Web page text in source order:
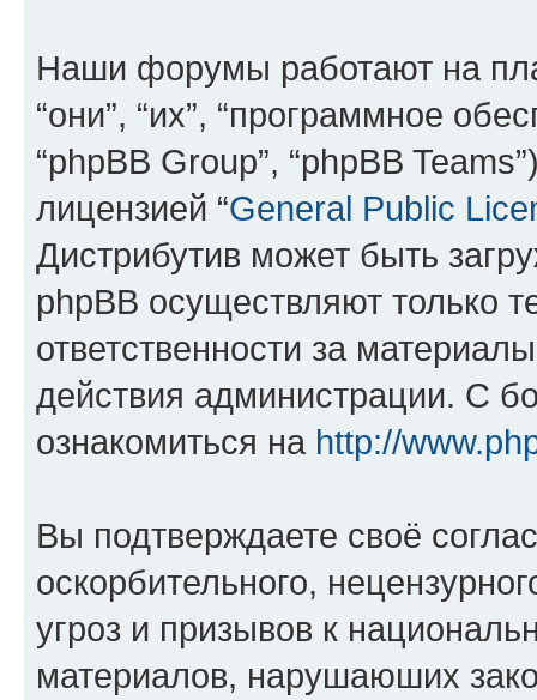
Наши форумы работают на
“они”, “их”, “программное
“phpBB Group”, “phpBB
лицензией “General Public
Дистрибутив может быть
phpBB осуществляют только
ответственности за
действия администрации. С
ознакомиться на http://
Вы подтверждаете своё
оскорбительного,
угроз и призывов к
материалов, нарушаюших